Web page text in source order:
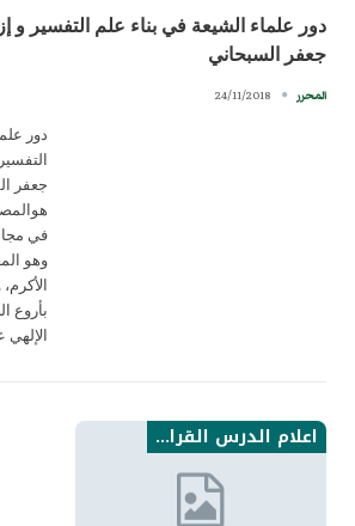
دور علماء الشيعة في بناء علم التفسير و
جعفر السبحاني
المحرر 24/11/2018
دور
جعفر
في
وهو
بأروع
الإلهي
اعلام الدرس القراني من الامامية نتاجاتهم